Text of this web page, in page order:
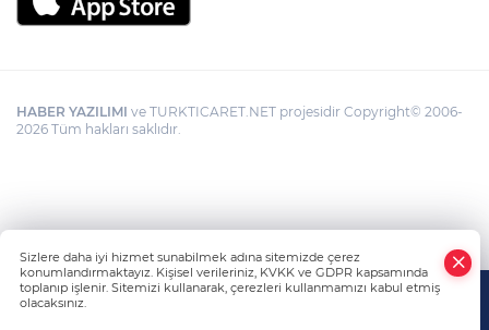
HABER YAZILIMI ve TURKTICARET.NET projesidir Copyright© 2006-
2026 Tüm hakları saklıdır.
Sizlere daha iyi hizmet sunabilmek adına sitemizde çerez
konumlandırmaktayız. Kişisel verileriniz, KVKK ve GDPR kapsamında
toplanıp işlenir. Sitemizi kullanarak, çerezleri kullanmamızı kabul etmiş
olacaksınız.